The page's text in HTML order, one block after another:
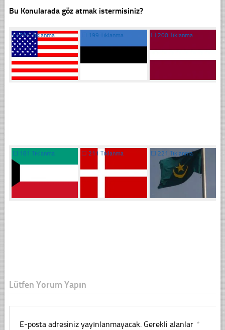
Bu Konularada göz atmak istermisiniz?
☐224 Tıklanma ☐ 199 Tıklanma ☐ 200 Tıklanma
☐ 181 Tıklanma ☐211 Tıklanma ☐ 221 Tıklanma
Lütfen Yorum Yapın
E-posta adresiniz yayınlanmayacak. Gerekli alanlar *